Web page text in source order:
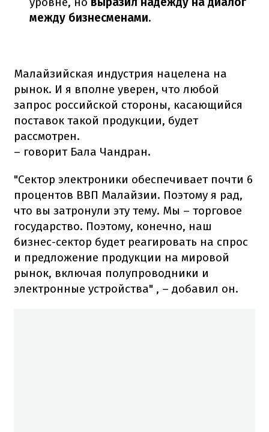
между бизнесменами.
Малайзийская индустрия нацелена на
рынок. И я вполне уверен, что любой
запрос российской стороны, касающийся
поставок такой продукции, будет
рассмотрен.
– говорит Бала Чандран.
"Сектор электроники обеспечивает почти 6
процентов ВВП Малайзии. Поэтому я рад,
что вы затронули эту тему. Мы – торговое
государство. Поэтому, конечно, наш
бизнес-сектор будет реагировать на спрос
и предложение продукции на мировой
рынок, включая полупроводники и
электронные устройства" , – добавил он.